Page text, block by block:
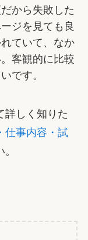
から失敗した
ジを見ても良
ていて、なか
客観的に比較
です。
詳しく知りた
仕事内容・試